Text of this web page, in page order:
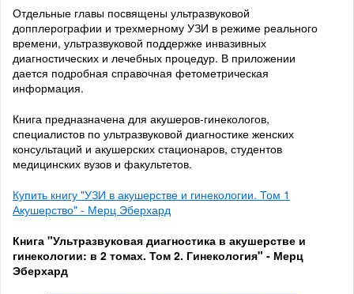
Отдельные главы посвящены ультразвуковой
допплерографии и трехмерному УЗИ в режиме реального
времени, ультразвуковой поддержке инвазивных
диагностических и лечебных процедур. В приложении
дается подробная справочная фетометрическая
информация.
Книга предназначена для акушеров-гинекологов,
специалистов по ультразвуковой диагностике женских
консультаций и акушерских стационаров, студентов
медицинских вузов и факультетов.
Купить книгу "УЗИ в акушерстве и гинекологии. Том 1
Акушерство" - Мерц Эберхард
Книга "Ультразвуковая диагностика в акушерстве и
гинекологии: в 2 томах. Том 2. Гинекология" - Мерц
Эберхард